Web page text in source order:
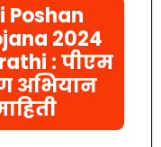
Poshan
2024
: पीएम
अभियान